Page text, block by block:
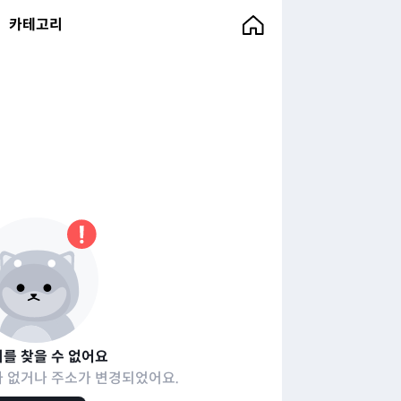
카테고리
찾을 수 없어요
없거나 주소가 변경되었어요.